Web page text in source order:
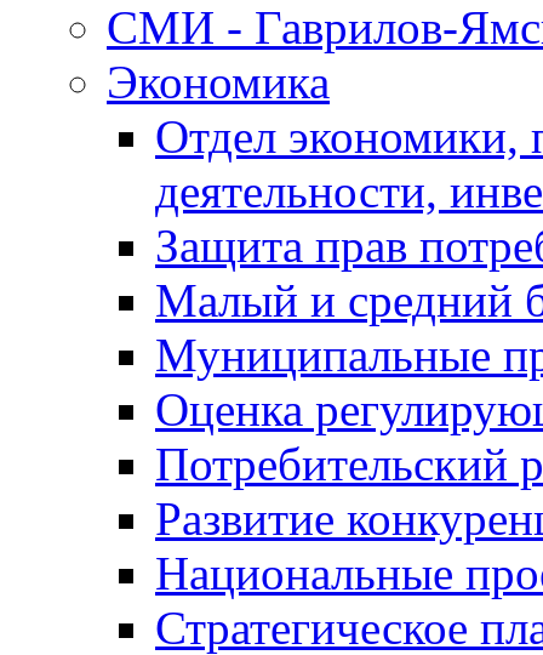
СМИ - Гаврилов-
Экономика
Отдел экономики,
деятельности,
Защита прав
Малый и средний
Муниципальные
Оценка
Потребительский
Развитие
Национальные
Стратегическое